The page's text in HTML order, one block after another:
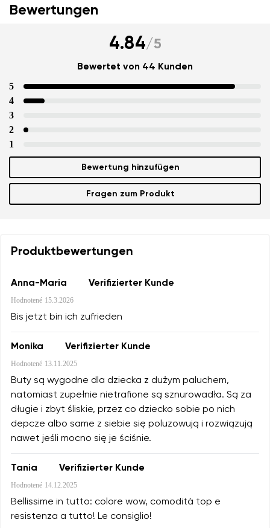
Bewertungen
4.84/5
Bewertet von 44 Kunden
5
4
3
2
1
Bewertung hinzufügen
Fragen zum Produkt
Produktbewertungen
Anna-Maria Verifizierter Kunde
Hodnotené 15.3.2026
Bis jetzt bin ich zufrieden
Monika Verifizierter Kunde
Hodnotené 13.11.2025
Buty są wygodne dla dziecka z dużym paluchem,
natomiast zupełnie nietrafione są sznurowadła. Są za
długie i zbyt śliskie, przez co dziecko sobie po nich
depcze albo same z siebie się poluzowują i rozwiązują
nawet jeśli mocno się je ściśnie.
Tania Verifizierter Kunde
Hodnotené 14.12.2025
Bellissime in tutto: colore wow, comodità top e
resistenza a tutto! Le consiglio!